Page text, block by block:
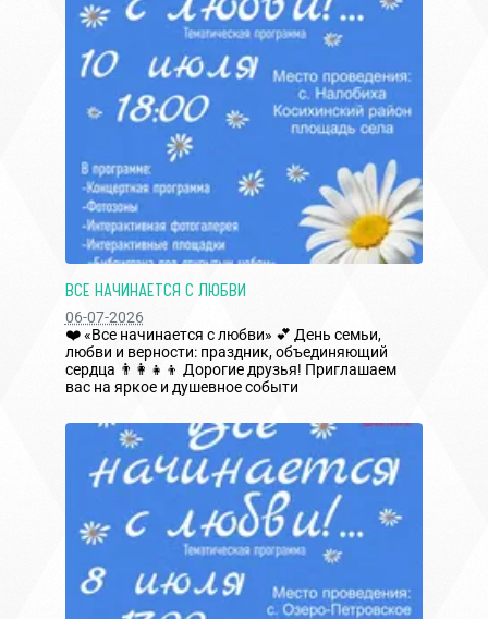
ВСЕ НАЧИНАЕТСЯ С ЛЮБВИ
06-07-2026
❤️ «Все начинается с любви» 💕 День семьи,
любви и верности: праздник, объединяющий
сердца 👨‍👩‍👧‍👦 Дорогие друзья! Приглашаем
вас на яркое и душевное событи